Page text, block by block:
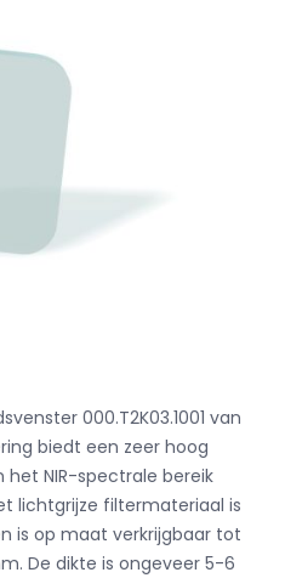
000.T2K03.1001 van
biedt een zeer hoog
NIR-spectrale bereik
lichtgrijze filtermateriaal is
is op maat verkrijgbaar tot
De dikte is ongeveer 5-6